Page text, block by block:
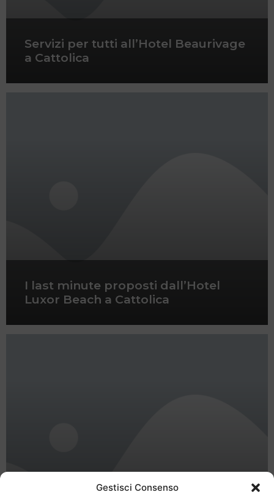
Gestisci Consenso
Servizi per tutti all’Hotel Beaurivage
a Cattolica
I last minute proposti dall’Hotel
Luxor Beach a Cattolica